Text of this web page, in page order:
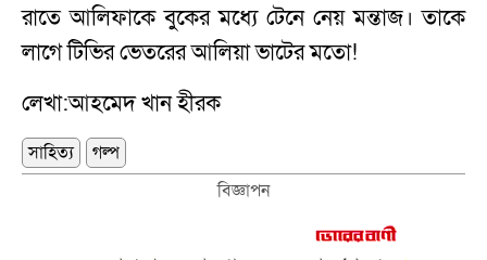
রাতে আলিফাকে বুকের মধ্যে টেনে নেয় মন্তাজ। তাকে
লাগে টিভির ভেতরের আলিয়া ভাটের মতো!
লেখা:আহমেদ খান হীরক
সাহিত্য
গল্প
বিজ্ঞাপন